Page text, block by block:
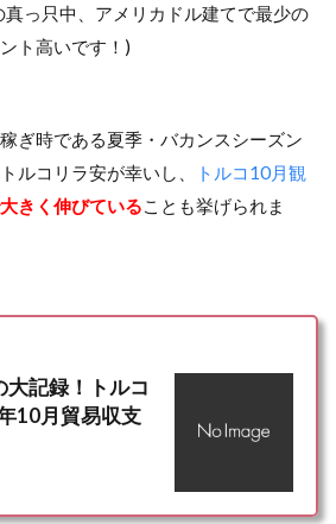
っ只中、アメリカドル建てで最少の
ト高いです！)
ぎ時である夏季・バカンスシーズン
ルコリラ安が幸いし、
トルコ10月観
きく伸びている ことも挙げられま
記録！トルコ
10月貿易収支